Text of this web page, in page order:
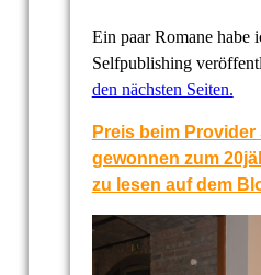
Ein paar Romane habe
Selfpublishing
den nächsten Seiten.
Preis beim Provider
gewonnen zum
zu lesen auf dem